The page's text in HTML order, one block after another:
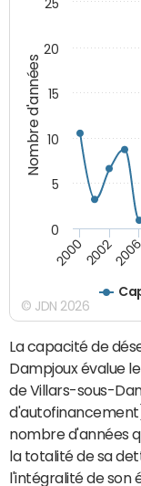
Nombre d'années
200020022006
0
5
10
15
20
25
© JDN 2026
La capacité de
Dampjoux évalue
de Villars-sous-
nombre d'années
la totalité de sa
l'intégralité de son